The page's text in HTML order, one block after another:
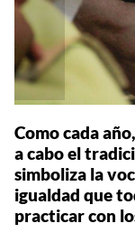
Como cada
a cabo el
simboliza la
igualdad que
practicar con